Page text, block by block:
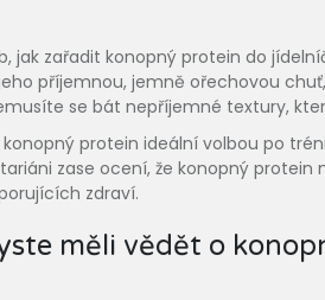
jak zařadit konopný protein do
příjemnou, jemně ořechovou
se bát nepříjemné textury,
protein ideální volbou po
zase ocení, že konopný protein
zdraví.
měli vědět o